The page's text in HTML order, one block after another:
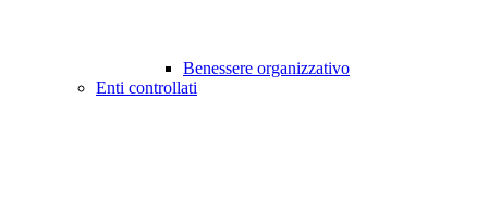
Benessere organizzativo
Enti controllati